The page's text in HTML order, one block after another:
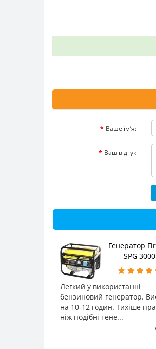
Ваше ім’я:
Ваш відгук
Генератор
SPG 3000
Легкий у використанні
бензиновий генератор.
на 10-12 годин. Тихіше
ніж подібні гене...